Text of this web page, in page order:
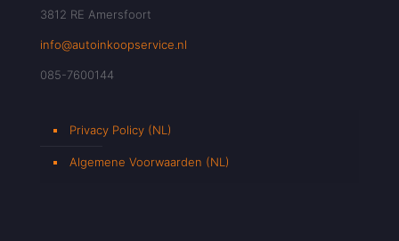
3812 RE Amersfoort
info@autoinkoopservice.nl
085-7600144
Privacy Policy (NL)
Algemene Voorwaarden (NL)